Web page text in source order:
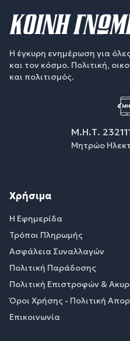
Η έγκυρη ενημέρωση για
και τον κόσμο. Πολιτική,
και πολιτισμός.
Μ.Η.Τ.
Μητρώο
Χρήσιμα
Η Εφημερίδα
Τρόποι Πληρωμής
Ασφάλεια Συναλλαγών
Πολιτική Παράδοσης
Πολιτική Επιστροφών &
Όροι Χρήσης - Πολιτική
Επικοινωνία